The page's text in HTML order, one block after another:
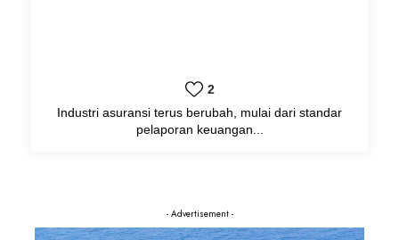
2
Industri asuransi terus berubah, mulai dari standar
pelaporan keuangan...
- Advertisement -